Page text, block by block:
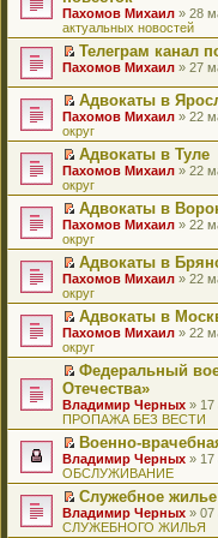
ю
щ
е
н
и
ю
о
о
б
щ
е
н
и
ю
о
м
у
с
о
б
щ
е
н
и
ю
а
н
н
м
у
с
о
о
б
щ
е
н
и
ю
о
ч
и
а
н
н
о
м
у
с
о
о
б
щ
е
н
и
ю
н
е
п
о
и
т
а
н
н
о
м
у
с
о
о
б
щ
е
н
и
ю
в
о
м
у
н
п
р
о
ч
и
т
а
н
н
о
м
у
с
о
о
б
щ
е
н
и
ю
п
е
р
о
м
у
н
е
п
р
о
ч
и
т
а
н
н
о
м
у
с
о
о
б
щ
е
н
и
ю
е
р
е
й
т
к
п
е
р
в
о
м
у
н
е
п
р
о
ч
и
т
а
н
н
о
м
у
с
о
о
б
щ
е
н
и
ю
Пахомов Михаил » 28
актуальных новостей
П
р
е
й
т
и
к
п
е
р
в
о
м
у
н
е
п
р
о
ч
и
а
н
н
о
м
у
с
о
о
б
Телеграм канал
Пахомов Михаил » 27
П
е
р
е
й
т
и
к
п
е
р
в
о
м
у
н
е
п
р
о
ч
и
т
а
н
н
о
м
у
с
Адвокаты в
Пахомов Михаил » 22
округ
П
е
р
е
й
т
и
к
п
е
р
в
о
м
у
н
е
п
р
о
ч
и
т
а
н
н
Адвокаты в Туле
Пахомов Михаил » 22
округ
П
е
р
е
й
т
и
к
п
е
р
в
о
м
у
н
е
п
р
о
ч
и
Адвокаты в
Пахомов Михаил » 22
округ
П
е
р
е
й
т
и
к
п
е
р
в
о
м
у
н
е
п
р
Адвокаты в
Пахомов Михаил » 22
округ
П
е
р
е
й
т
и
к
п
е
р
в
о
м
у
Адвокаты в
Пахомов Михаил » 22
округ
П
е
р
е
й
т
и
к
п
е
р
Федеральный
Отечества»
Владимир Черных » 17
ПРОПАЖА БЕЗ ВЕСТИ
П
е
р
е
й
т
Военно-
Владимир Черных » 17
ОБСЛУЖИВАНИЕ
П
е
Служебное
Владимир Черных » 07
СЛУЖЕБНОГО ЖИЛЬЯ